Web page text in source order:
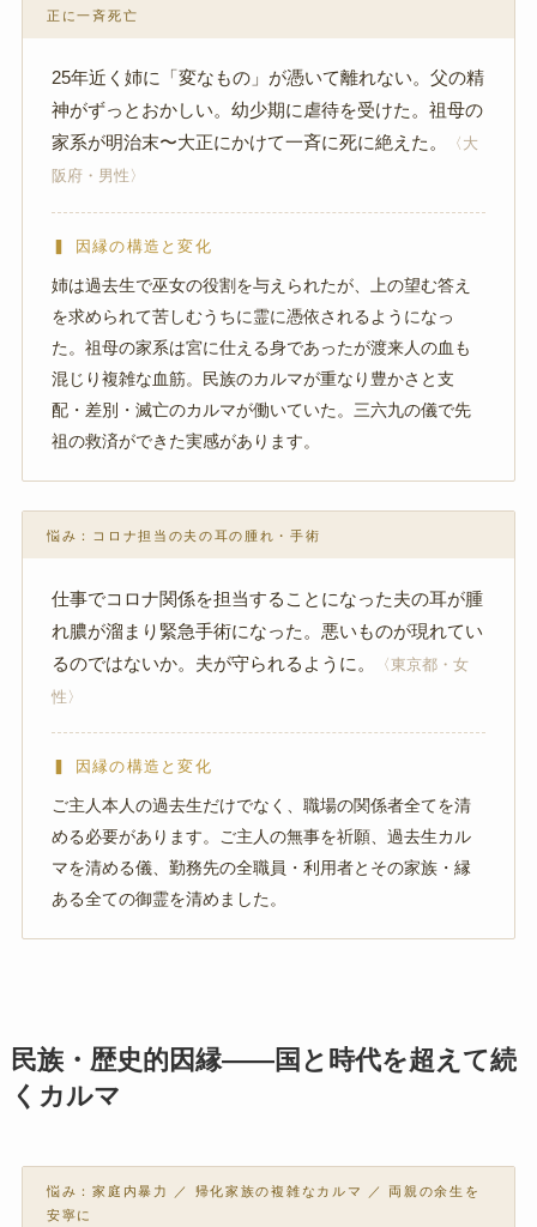
正に一斉死亡
25年近く姉に「変なもの」が憑いて離れない。父の精
神がずっとおかしい。幼少期に虐待を受けた。祖母の
家系が明治末〜大正にかけて一斉に死に絶えた。
〈大
阪府・男性〉
▍ 因縁の構造と変化
姉は過去生で巫女の役割を与えられたが、上の望む答え
を求められて苦しむうちに霊に憑依されるようになっ
た。祖母の家系は宮に仕える身であったが渡来人の血も
混じり複雑な血筋。民族のカルマが重なり豊かさと支
配・差別・滅亡のカルマが働いていた。三六九の儀で先
祖の救済ができた実感があります。
悩み：コロナ担当の夫の耳の腫れ・手術
仕事でコロナ関係を担当することになった夫の耳が腫
れ膿が溜まり緊急手術になった。悪いものが現れてい
るのではないか。夫が守られるように。
〈東京都・女
性〉
▍ 因縁の構造と変化
ご主人本人の過去生だけでなく、職場の関係者全てを清
める必要があります。ご主人の無事を祈願、過去生カル
マを清める儀、勤務先の全職員・利用者とその家族・縁
ある全ての御霊を清めました。
民族・歴史的因縁——国と時代を超えて続
くカルマ
悩み：家庭内暴力 ／ 帰化家族の複雑なカルマ ／ 両親の余生を
安寧に